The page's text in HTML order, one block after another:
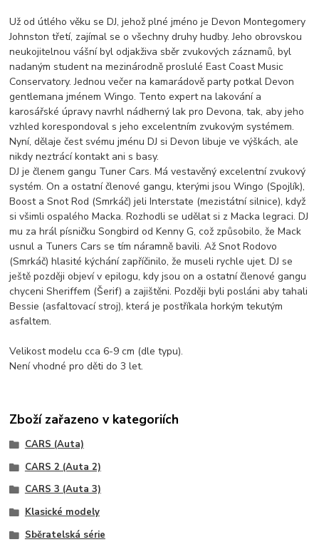
Už od útlého věku se DJ, jehož plné jméno je Devon Montegomery
Johnston třetí, zajímal se o všechny druhy hudby. Jeho obrovskou
neukojitelnou vášní byl odjakživa sběr zvukových záznamů, byl
nadaným student na mezinárodně proslulé East Coast Music
Conservatory. Jednou večer na kamarádově party potkal Devon
gentlemana jménem Wingo. Tento expert na lakování a
karosářské úpravy navrhl nádherný lak pro Devona, tak, aby jeho
vzhled korespondoval s jeho excelentním zvukovým systémem.
Nyní, dělaje čest svému jménu DJ si Devon libuje ve výškách, ale
nikdy neztrácí kontakt ani s basy.
DJ je členem gangu Tuner Cars. Má vestavěný excelentní zvukový
systém. On a ostatní členové gangu, kterými jsou Wingo (Spojlík),
Boost a Snot Rod (Smrkáč) jeli Interstate (mezistátní silnice), když
si všimli ospalého Macka. Rozhodli se udělat si z Macka legraci. DJ
mu za hrál písničku Songbird od Kenny G, což způsobilo, že Mack
usnul a Tuners Cars se tím náramně bavili. Až Snot Rodovo
(Smrkáč) hlasité kýchání zapříčinilo, že museli rychle ujet. DJ se
ještě později objeví v epilogu, kdy jsou on a ostatní členové gangu
chyceni Sheriffem (Šerif) a zajištěni. Později byli posláni aby tahali
Bessie (asfaltovací stroj), která je postříkala horkým tekutým
asfaltem.
Velikost modelu cca 6-9 cm (dle typu).
Není vhodné pro děti do 3 let.
Zboží zařazeno v kategoriích
CARS (Auta)
CARS 2 (Auta 2)
CARS 3 (Auta 3)
Klasické modely
Sběratelská série